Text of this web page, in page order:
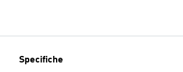
Specifiche